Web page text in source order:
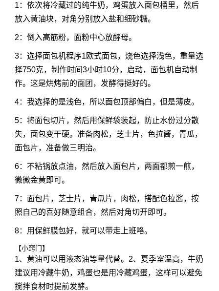
1：依次将冷藏过的纯牛奶，鸡蛋放入面包桶里，然后
放入黄油块，对角分别放入盐和细砂糖。
2：倒入高筋粉，面粉中心放酵母。
3：选择面包机程序1欧式面包，烧色选择浅色，重量选
择750克，制作时间3小时10分，启动，面包机自动制
作。这是烘烤前的面团，发酵得挺好的。
4：我选择的是浅色，所以面包顶部偏白，但是薄皮。
5：将面包切片，然后用保鲜袋装起，防止水份过分散
失，面包变干硬。准备肉松，芝士片，色拉酱，青瓜，
面包片，准备做三明治。
6：不粘锅放点油，然后放入面包片，两面都煎一煎，
微微金黄即可。
7：面包片，芝士片，青瓜片，肉松，搭配色拉酱，按
照自己的喜好随意组合，然后对角切开即可。
8：用保鲜膜包好，就可以带走上班咯。
【小窍门】
1、黄油可以用液态油等量代替。2、夏季室温高，牛奶
建议用冷藏牛奶，鸡蛋也是用冷藏鸡蛋，这样可以避免
搅拌食材时提前发酵。